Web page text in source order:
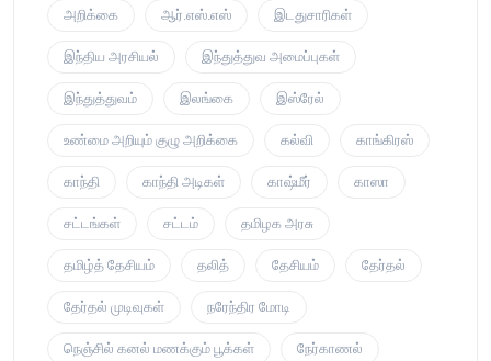
அறிக்கை ஆர்.எஸ்.எஸ் இடதுசாரிகள்
இந்திய அரசியல் இந்துத்துவ அமைப்புகள்
இந்துத்துவம் இலங்கை இஸ்ரேல்
உண்மை அறியும் குழு அறிக்கை கல்வி காங்கிரஸ்
காந்தி காந்தி அடிகள் காஷ்மீர் காஸா
சட்டங்கள் சட்டம் தமிழக அரசு
தமிழ்த் தேசியம் தலித் தேசியம் தேர்தல்
தேர்தல் முடிவுகள் நரேந்திர மோடி
நெஞ்சில் கனல் மணக்கும் பூக்கள் நேர்காணல்